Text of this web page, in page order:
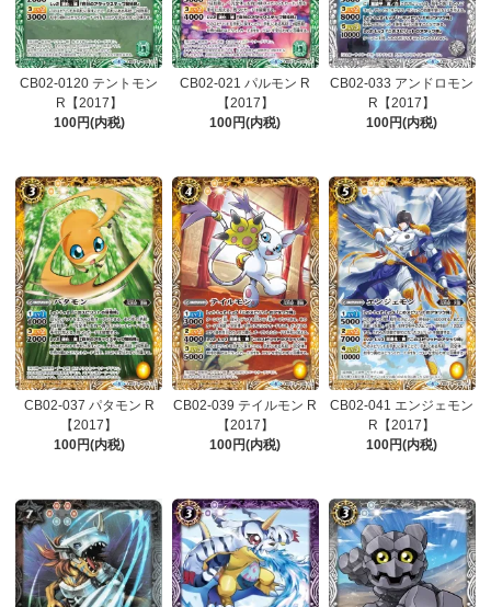
CB02-0120 テントモン
R【2017】
100円(内税)
CB02-021 パルモン R
【2017】
100円(内税)
CB02-033 アンドロモン
R【2017】
100円(内税)
CB02-037 パタモン R
【2017】
100円(内税)
CB02-039 テイルモン R
【2017】
100円(内税)
CB02-041 エンジェモン
R【2017】
100円(内税)